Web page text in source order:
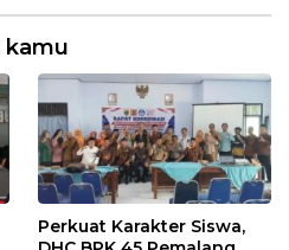
kamu
Perkuat Karakter Siswa,